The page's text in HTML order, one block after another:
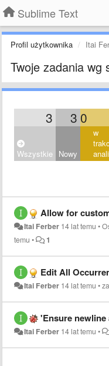
Sublime Text
Profil użytkownika Itai
Twoje zadania wg
3 3 0
Wszystkie Nowy
w
Allow for
Itai Ferber 14 lat temu •
temu • 1
Edit All
Itai Ferber 14 lat temu •
'Ensure newline at
Itai Ferber 14 lat temu •